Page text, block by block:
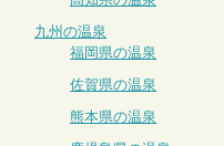
九州の温泉
福岡県の温泉
佐賀県の温泉
熊本県の温泉